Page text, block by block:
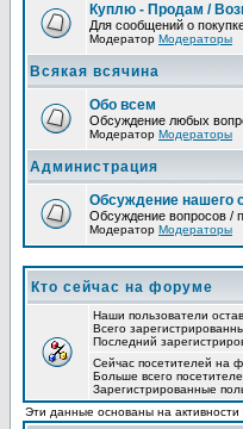
Куплю - Продам /
Для сообщений о
Модератор Модераторы
Всякая всячина
Обо всем
Обсуждение любых
Модератор Модераторы
Администрация
Обсуждение нашего
Обсуждение вопросов /
Модератор Модераторы
Кто сейчас на форуме
Наши пользователи
Всего
Последний
Сейчас посетителей на
Больше всего
Зарегистрированные
Эти данные основаны на активности